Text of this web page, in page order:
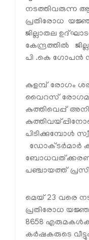
നടത്തിവരുന്ന
പ്രതിരോധ
ജില്ലാതല
കേന്ദ്രത്തില്‍
പി .കെ ഗോപന്‍
കുളമ്പ് രോഗം
വൈറസ്
കുത്തിവെപ്പ്
പിടിക്കുമ്പോള്‍
ഡോക്ടര്‍മാര്‍
പഞ്ചായത്ത്
മെയ് 23 വരെ
പ്രതിരോധ
8658
കര്‍ഷകരുടെ